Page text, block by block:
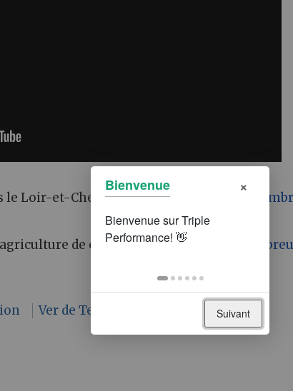
le Loir-et-Cher (parVincent Rigal
de conservation (par
Jérôme
Ver de Terre Production - Videos
Bienvenue ×
Suivant